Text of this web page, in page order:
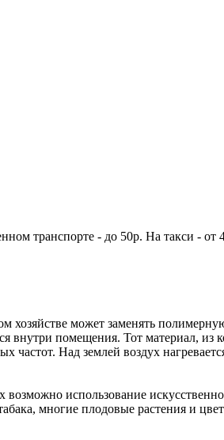
транспорте - до 50р. На такси - от
может заменять
внутри помещения. Тот материал,
частот. Над землей воздух
использование
многие плодовые растения и